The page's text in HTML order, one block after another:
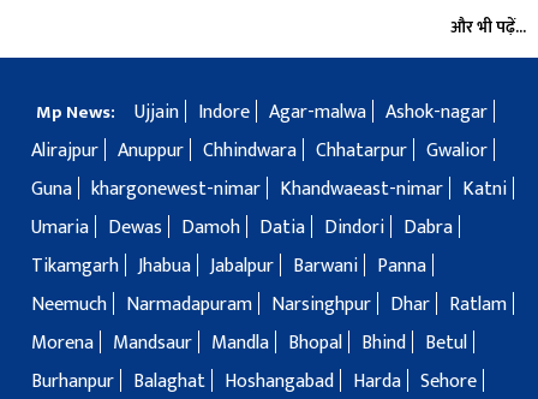
और भी पढ़ें...
Mp News: Ujjain Indore Agar-malwa Ashok-nagar
Alirajpur Anuppur Chhindwara Chhatarpur Gwalior
Guna khargonewest-nimar Khandwaeast-nimar
Katni
Umaria
Dewas Damoh Datia Dindori
Dabra
Tikamgarh Jhabua Jabalpur Barwani
Panna
Neemuch
Narmadapuram Narsinghpur Dhar
Ratlam
Morena
Mandsaur Mandla Bhopal Bhind
Betul
Burhanpur
Balaghat Hoshangabad Harda Sehore